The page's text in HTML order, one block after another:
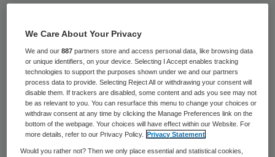
De Technische Universiteit Delft wil een
deel van de productie van medische
isotopen overnemen van de kernreactor in
Petten, als die in maart voor een halfjaar
dicht gaat voor onderhoud. Dat heeft de
universiteit, die over het voorstel in gesprek
is met de betreffende overheden,
We Care About Your Privacy
We and our887 partners store and access personal data, like browsing data
or unique identifiers, on your device. Selecting I Accept enables tracking
technologies to support the purposes shown under we and our partners
process data to provide. Selecting Reject All or withdrawing your consent will
disable them. If trackers are disabled, some content and ads you see may not
be as relevant to you. You can resurface this menu to change your choices or
withdraw consent at any time by clicking the Manage Preferences link on the
bottom of the webpage. Your choices will have effect within our Website. For
more details, refer to our Privacy Policy.
Privacy Statement
Would you rather not? Then we only place essential and statistical cookies,